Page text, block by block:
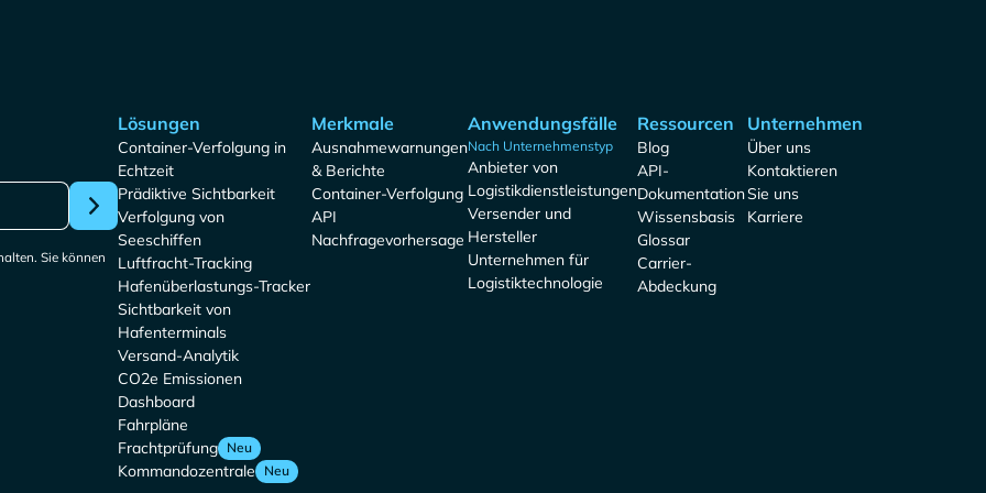
Sie können
Lösungen
Container-Verfolgung in
Echtzeit
Prädiktive Sichtbarkeit
Verfolgung von
Seeschiffen
Luftfracht-Tracking
Hafenüberlastungs-Tracker
Sichtbarkeit von
Hafenterminals
Versand-Analytik
CO2e Emissionen
Dashboard
Fahrpläne
Frachtprüfung Neu
Kommandozentrale Neu
Merkmale
Ausnahmewarnungen
& Berichte
Container-Verfolgung
API
Nachfragevorhersage
Anwendungsfälle
Nach Unternehmenstyp
Anbieter von
Logistikdienstleistungen
Versender und
Hersteller
Unternehmen für
Logistiktechnologie
Ressourcen
Blog
API-
Dokumentation
Wissensbasis
Glossar
Carrier-
Abdeckung
Unternehmen
Über uns
Kontaktieren
Sie uns
Karriere